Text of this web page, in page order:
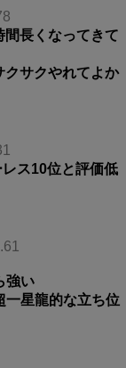
間長くなってきて
クサクやれてよか
ス10位と評価低
強い
一星龍的な立ち位